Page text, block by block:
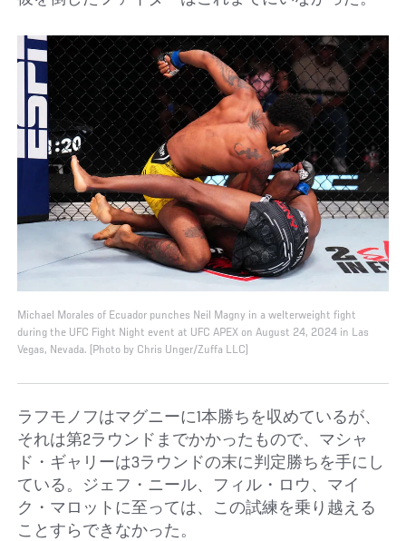
Michael Morales of Ecuador punches Neil Magny in a welterweight fight
during the UFC Fight Night event at UFC APEX on August 24, 2024 in Las
Vegas, Nevada. (Photo by Chris Unger/Zuffa LLC)
ラフモノフはマグニーに1本勝ちを収めているが、
それは第2ラウンドまでかかったもので、マシャ
ド・ギャリーは3ラウンドの末に判定勝ちを手にし
ている。ジェフ・ニール、フィル・ロウ、マイ
ク・マロットに至っては、この試練を乗り越える
ことすらできなかった。